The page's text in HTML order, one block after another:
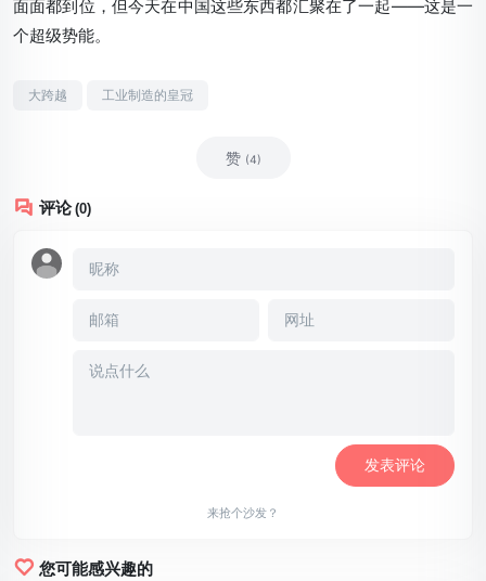
面面都到位，但今天在中国这些东西都汇聚在了一起——这是一
个超级势能。
大跨越 工业制造的皇冠
赞 (4)
评论(0)
来抢个沙发？
您可能感兴趣的